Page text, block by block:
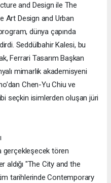
and Design ile The
Art Design and Urban
dünya çapında
Seddülbahir Kalesi, bu
Ferrari Tasarım Başkan
mimarlık akademisyeni
Chen-Yu Chiu ve
seçkin isimlerden oluşan jüri
gerçekleşecek tören
aldığı "The City and the
tarihlerinde Contemporary